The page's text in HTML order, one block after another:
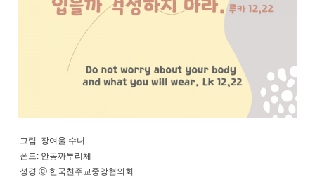
그림: 장여울 수녀
폰트: 안동까투리체
성경 ⓒ 한국천주교중앙협의회